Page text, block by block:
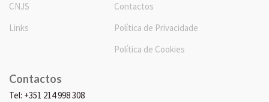
CNJS
Links
Contactos
Política de Privacidade
Política de Cookies
Contactos
Tel: +351 214 998 308